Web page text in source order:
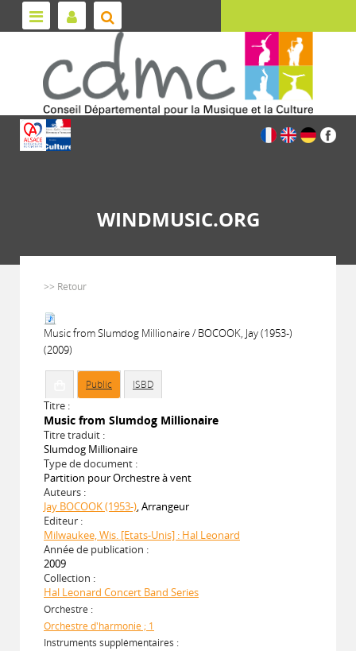
WINDMUSIC.ORG
>> Retour
Music from Slumdog Millionaire / BOCOOK, Jay (1953-)
(2009)
Public ISBD
Titre :
Music from Slumdog Millionaire
Titre traduit :
Slumdog Millionaire
Type de document :
Partition pour Orchestre à vent
Auteurs :
Jay BOCOOK (1953-), Arrangeur
Editeur :
Milwaukee, Wis. [Etats-Unis] : Hal Leonard
Année de publication :
2009
Collection :
Hal Leonard Concert Band Series
Orchestre :
Orchestre d'harmonie ; 1
Instruments supplémentaires :